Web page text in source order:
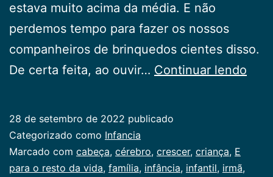
estava muito acima da média. E não
perdemos tempo para fazer os nossos
companheiros de brinquedos cientes disso.
De certa feita, ao ouvir… Continuar lendo
28 de setembro de 2022 publicado
Categorizado como Infancia
Marcado com cabeça, cérebro, crescer, criança, E
para o resto da vida, família, infância, infantil, irmã,